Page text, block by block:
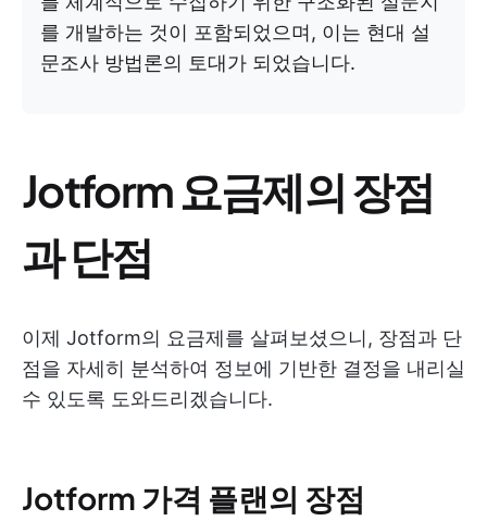
를 개발하는 것이 포함되었으며, 이는 현대 설
문조사 방법론의 토대가 되었습니다.
Jotform 요금제의 장점
과 단점
이제 Jotform의 요금제를 살펴보셨으니, 장점과 단
점을 자세히 분석하여 정보에 기반한 결정을 내리실
수 있도록 도와드리겠습니다.
Jotform 가격 플랜의 장점